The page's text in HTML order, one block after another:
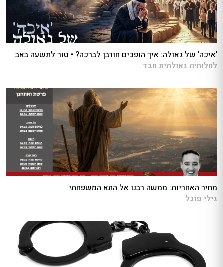
'איכה' של גאולה: איך הופכים חורבן לברכה? • טור לתשעה באב
לחלוחית גאולתית חבד
מחיר האחריות: ממשה רבנו אל התא המשפחתי
גילי פוגל